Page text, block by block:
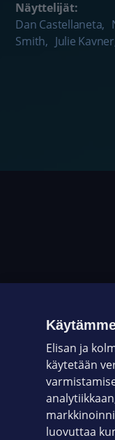
Näyttelijät:
Dan Castellaneta,
Smith, Julie Kavner
Elisan ja
käytetään
luovuttaa